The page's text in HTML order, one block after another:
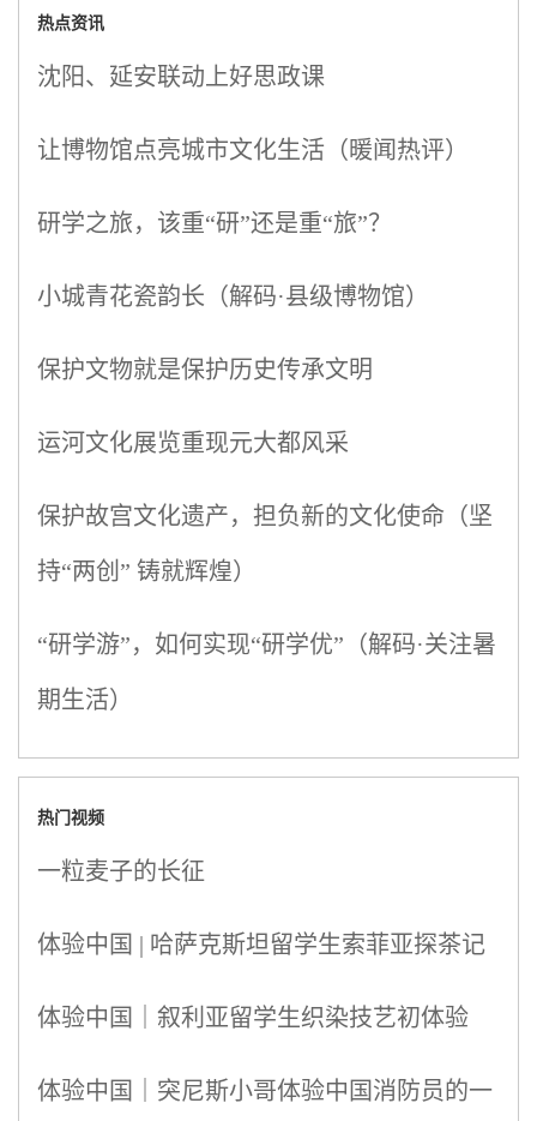
热点资讯
沈阳、延安联动上好思政课
让博物馆点亮城市文化生活（暖闻热评）
研学之旅，该重“研”还是重“旅”？
小城青花瓷韵长（解码·县级博物馆）
保护文物就是保护历史传承文明
运河文化展览重现元大都风采
保护故宫文化遗产，担负新的文化使命（坚
持“两创” 铸就辉煌）
“研学游”，如何实现“研学优”（解码·关注暑
期生活）
热门视频
一粒麦子的长征
体验中国 | 哈萨克斯坦留学生索菲亚探茶记
体验中国｜叙利亚留学生织染技艺初体验
体验中国｜突尼斯小哥体验中国消防员的一